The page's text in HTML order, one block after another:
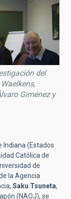
del
Giménez y
Indiana (Estados
Católica de
de
la Agencia
Saku Tsuneta,
(NAOJ), se